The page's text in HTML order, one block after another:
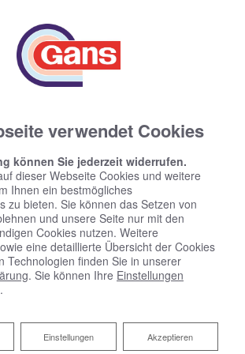
verwendet Cookies
können Sie jederzeit widerrufen.
dieser Webseite Cookies und weitere
Ihnen ein bestmögliches
zu bieten. Sie können das Setzen von
und unsere Seite nur mit den
Cookies nutzen. Weitere
eine detaillierte Übersicht der Cookies
Technologien finden Sie in unserer
. Sie können Ihre Einstellungen
Akzeptieren
Einstellungen